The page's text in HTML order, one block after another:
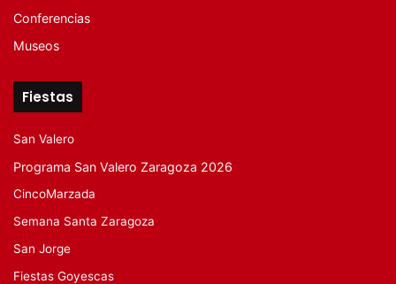
Conferencias
Museos
Fiestas
San Valero
Programa San Valero Zaragoza 2026
CincoMarzada
Semana Santa Zaragoza
San Jorge
Fiestas Goyescas